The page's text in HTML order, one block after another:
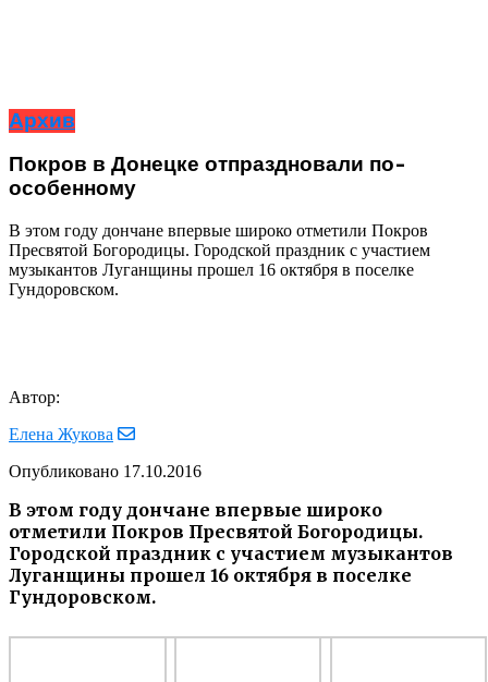
Архив
Покров в Донецке отпраздновали по-
особенному
В этом году дончане впервые широко отметили Покров
Пресвятой Богородицы. Городской праздник с участием
музыкантов Луганщины прошел 16 октября в поселке
Гундоровском.
Автор:
Елена Жукова
Опубликовано 17.10.2016
В этом году дончане впервые широко
отметили Покров Пресвятой Богородицы.
Городской праздник с участием музыкантов
Луганщины прошел 16 октября в поселке
Гундоровском.